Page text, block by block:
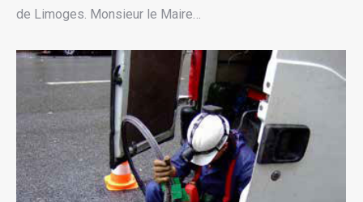
de Limoges. Monsieur le Maire…